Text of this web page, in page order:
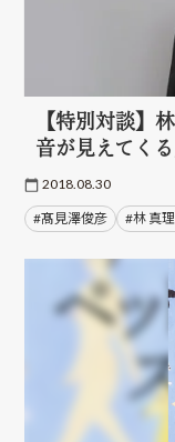
【特別対談】
音が見えてくる
2018.08.30
#髙見澤俊彦 #林 真